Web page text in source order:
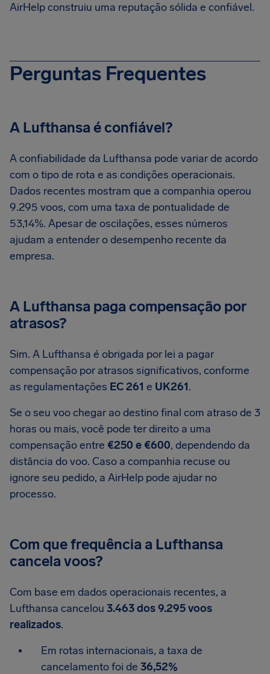
AirHelp construiu uma reputação sólida e confiável.
Perguntas Frequentes
A Lufthansa é confiável?
A confiabilidade da Lufthansa pode variar de acordo
com o tipo de rota e as condições operacionais.
Dados recentes mostram que a companhia operou
9.295 voos, com uma taxa de pontualidade de
53,14%. Apesar de oscilações, esses números
ajudam a entender o desempenho recente da
empresa.
A Lufthansa paga compensação por
atrasos?
Sim. A Lufthansa é obrigada por lei a pagar
compensação por atrasos significativos, conforme
as regulamentações EC 261 e UK261.
Se o seu voo chegar ao destino final com atraso de 3
horas ou mais, você pode ter direito a uma
compensação entre €250 e €600, dependendo da
distância do voo. Caso a companhia recuse ou
ignore seu pedido, a AirHelp pode ajudar no
processo.
Com que frequência a Lufthansa
cancela voos?
Com base em dados operacionais recentes, a
Lufthansa cancelou 3.463 dos 9.295 voos
realizados.
Em rotas internacionais, a taxa de
cancelamento foi de 36,52%